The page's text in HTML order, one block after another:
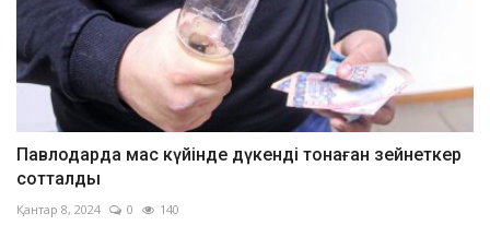
Павлодарда мас күйінде дүкенді тонаған зейнеткер
сотталды
Қантар 8, 2024 0 140